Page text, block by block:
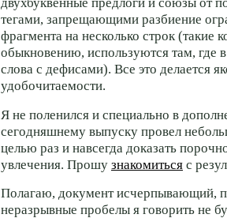
двухбуквенные предлоги и союзы от
тегами, запрещающими разбиение
фрагмента на несколько строк (такие
обыкновению, используются там, где
слова с дефисами). Все это делается
удобочитаемости.
Я не поленился и специально в
сегодняшнему выпуску провел
целью раз и навсегда доказать
увлечения. Прошу знакомиться с
Полагаю, документ исчерпывающий,
неразрывные пробелы я говорить не